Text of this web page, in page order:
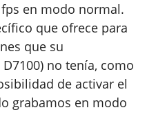
en modo normal.
que ofrece para
que su
no tenía, como
de activar el
grabamos en modo